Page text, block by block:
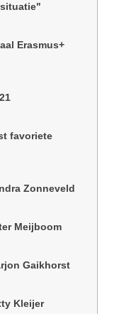
Erasmus+
favoriete
Zonneveld
Meijboom
Gaikhorst
Kleijer